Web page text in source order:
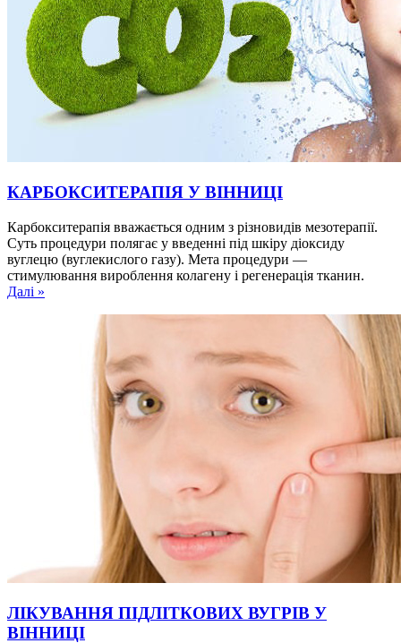
КАРБОКСИТЕРАПІЯ У ВІННИЦІ
Карбокситерапія вважається одним з різновидів мезотерапії.
Суть процедури полягає у введенні під шкіру діоксиду
вуглецю (вуглекислого газу). Мета процедури —
стимулювання вироблення колагену і регенерація тканин.
Далі »
ЛІКУВАННЯ ПІДЛІТКОВИХ ВУГРІВ У
ВІННИЦІ